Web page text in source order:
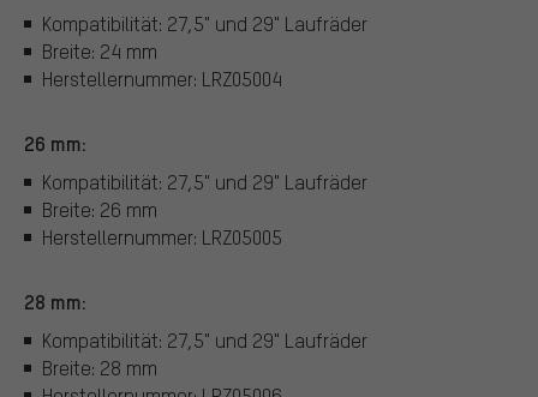
Kompatibilität: 27,5" und 29" Laufräder
Breite: 24 mm
Herstellernummer: LRZ05004
26 mm:
Kompatibilität: 27,5" und 29" Laufräder
Breite: 26 mm
Herstellernummer: LRZ05005
28 mm:
Kompatibilität: 27,5" und 29" Laufräder
Breite: 28 mm